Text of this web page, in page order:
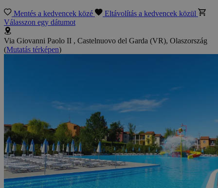
Mentés a kedvencek közé
Eltávolítás a kedvencek közül
Válasszon egy dátumot
Via Giovanni Paolo II , Castelnuovo del Garda (VR), Olaszország
(Mutatás térképen)